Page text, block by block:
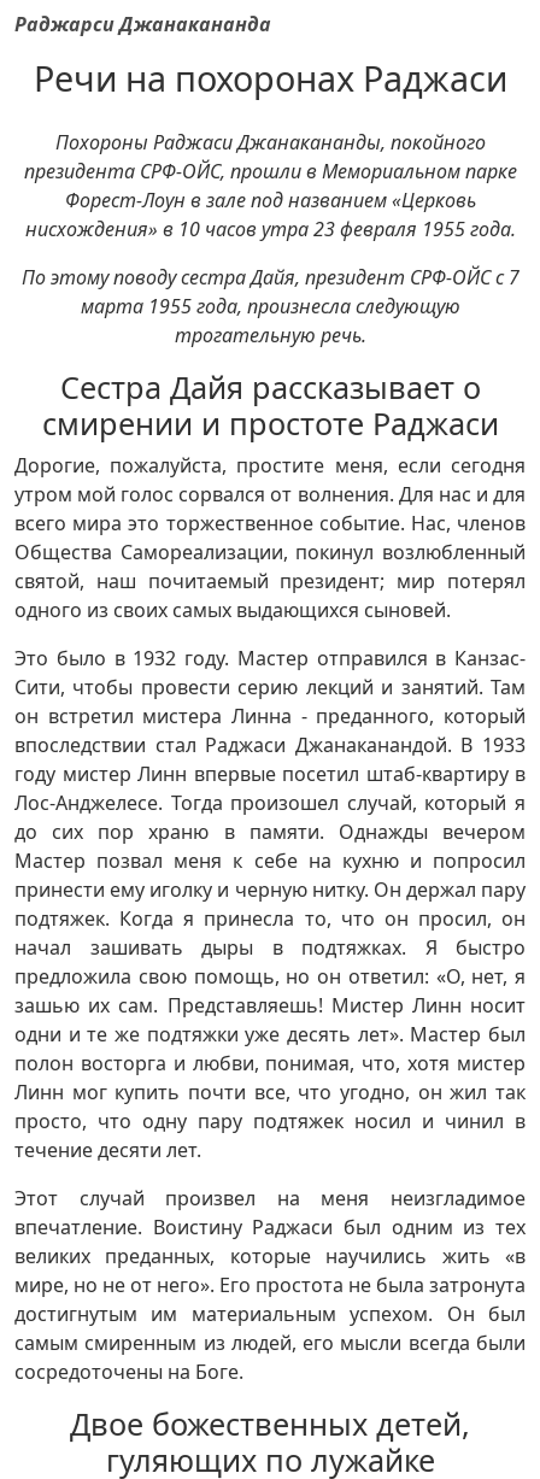
Раджарси Джанакананда
Речи на похоронах Раджаси
Похороны Раджаси Джанакананды, покойного
президента СРФ-ОЙС, прошли в Мемориальном парке
Форест-Лоун в зале под названием «Церковь
нисхождения» в 10 часов утра 23 февраля 1955 года.
По этому поводу сестра Дайя, президент СРФ-ОЙС с 7
марта 1955 года, произнесла следующую
трогательную речь.
Сестра Дайя рассказывает о
смирении и простоте Раджаси
Дорогие, пожалуйста, простите меня, если сегодня
утром мой голос сорвался от волнения. Для нас и для
всего мира это торжественное событие. Нас, членов
Общества Самореализации, покинул возлюбленный
святой, наш почитаемый президент; мир потерял
одного из своих самых выдающихся сыновей.
Это было в 1932 году. Мастер отправился в Канзас-
Сити, чтобы провести серию лекций и занятий. Там
он встретил мистера Линна - преданного, который
впоследствии стал Раджаси Джанаканандой. В 1933
году мистер Линн впервые посетил штаб-квартиру в
Лос-Анджелесе. Тогда произошел случай, который я
до сих пор храню в памяти. Однажды вечером
Мастер позвал меня к себе на кухню и попросил
принести ему иголку и черную нитку. Он держал пару
подтяжек. Когда я принесла то, что он просил, он
начал зашивать дыры в подтяжках. Я быстро
предложила свою помощь, но он ответил: «О, нет, я
зашью их сам. Представляешь! Мистер Линн носит
одни и те же подтяжки уже десять лет». Мастер был
полон восторга и любви, понимая, что, хотя мистер
Линн мог купить почти все, что угодно, он жил так
просто, что одну пару подтяжек носил и чинил в
течение десяти лет.
Этот случай произвел на меня неизгладимое
впечатление. Воистину Раджаси был одним из тех
великих преданных, которые научились жить «в
мире, но не от него». Его простота не была затронута
достигнутым им материальным успехом. Он был
самым смиренным из людей, его мысли всегда были
сосредоточены на Боге.
Двое божественных детей,
гуляющих по лужайке